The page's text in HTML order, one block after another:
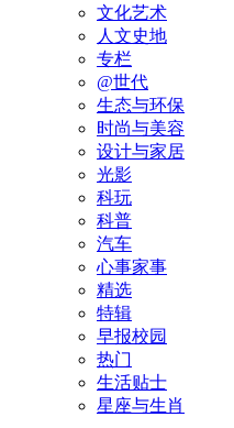
文化艺术
人文史地
专栏
@世代
生态与环保
时尚与美容
设计与家居
光影
科玩
科普
汽车
心事家事
精选
特辑
早报校园
热门
生活贴士
星座与生肖